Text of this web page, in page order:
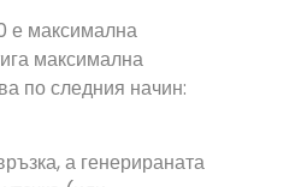
е максимална
максимална
по следния начин:
а генерираната